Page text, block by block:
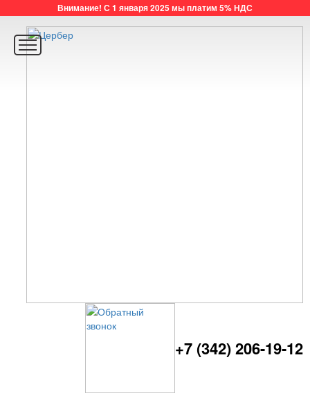
Внимание! С 1 января 2025 мы платим 5% НДС
+7 (342) 206-19-12